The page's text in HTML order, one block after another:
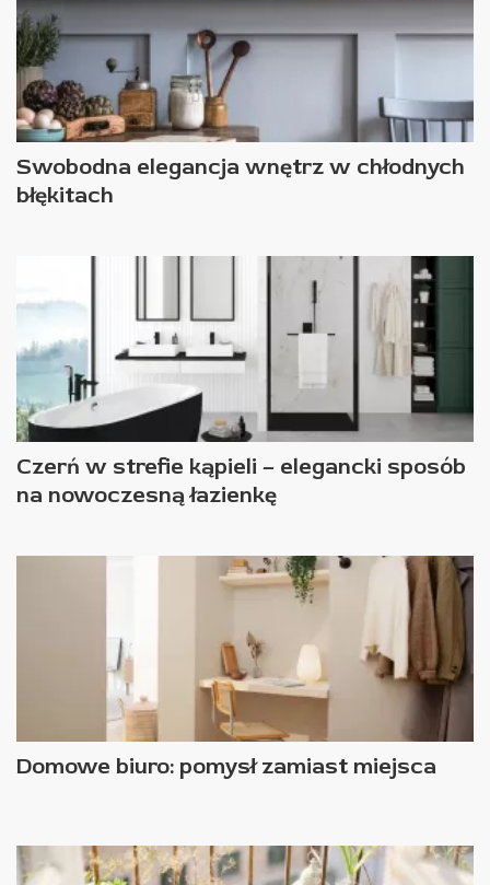
Swobodna elegancja wnętrz w chłodnych
błękitach
Czerń w strefie kąpieli – elegancki sposób
na nowoczesną łazienkę
Domowe biuro: pomysł zamiast miejsca